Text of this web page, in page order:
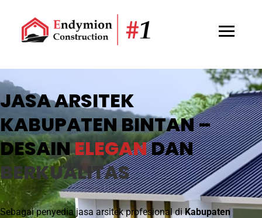
JASA ARSITEK
KABUPATEN BINTAN –
DESAINELEGANDAN
BERKUALITAS
Sebagai penyedia jasa arsitek profesional diKabupaten